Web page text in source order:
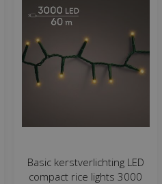
Basic kerstverlichting LED
compact rice lights 3000